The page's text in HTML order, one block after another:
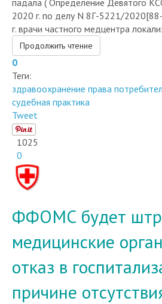
2020 г. по делу N 8Г-5221/
г. врачи частного медцентра
Продолжить чтение
0
Теги:
здравоохранение права
судебная практика
Tweet
1025
0
ФФОМС будет
медицинские
отказ в
причине